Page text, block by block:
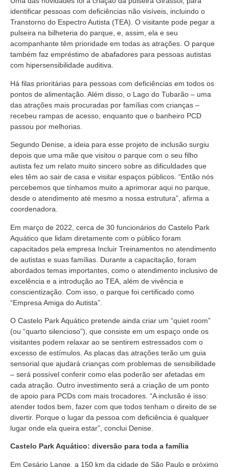
identificar pessoas com deficiências não visíveis, incluindo o
Transtorno do Espectro Autista (TEA). O visitante pode pegar a
pulseira na bilheteria do parque, e, assim, ela e seu
acompanhante têm prioridade em todas as atrações. O parque
também faz empréstimo de abafadores para pessoas autistas
com hipersensibilidade auditiva.
Há filas prioritárias para pessoas com deficiências em todos os
pontos de alimentação. Além disso, o Lago do Tubarão – uma
das atrações mais procuradas por famílias com crianças –
recebeu rampas de acesso, enquanto que o banheiro PCD
passou por melhorias.
Segundo Denise, a ideia para esse projeto de inclusão surgiu
depois que uma mãe que visitou o parque com o seu filho
autista fez um relato muito sincero sobre as dificuldades que
eles têm ao sair de casa e visitar espaços públicos. “Então nós
percebemos que tínhamos muito a aprimorar aqui no parque,
desde o atendimento até mesmo a nossa estrutura”, afirma a
coordenadora.
Em março de 2022, cerca de 30 funcionários do Castelo Park
Aquático que lidam diretamente com o público foram
capacitados pela empresa Incluir Treinamentos no atendimento
de autistas e suas famílias. Durante a capacitação, foram
abordados temas importantes, como o atendimento inclusivo de
excelência e a introdução ao TEA, além de vivência e
conscientização. Com isso, o parque foi certificado como
“Empresa Amiga do Autista”.
O Castelo Park Aquático pretende ainda criar um “quiet room”
(ou “quarto silencioso”), que consiste em um espaço onde os
visitantes podem relaxar ao se sentirem estressados com o
excesso de estímulos. As placas das atrações terão um guia
sensorial que ajudará crianças com problemas de sensibilidade
– será possível conferir como elas poderão ser afetadas em
cada atração. Outro investimento será a criação de um ponto
de apoio para PCDs com mais trocadores. “A inclusão é isso:
atender todos bem, fazer com que todos tenham o direito de se
divertir. Porque o lugar da pessoa com deficiência é qualquer
lugar onde ela queira estar”, conclui Denise.
Castelo Park Aquático: diversão para toda a família
Em Cesário Lange, a 150 km da cidade de São Paulo e próximo